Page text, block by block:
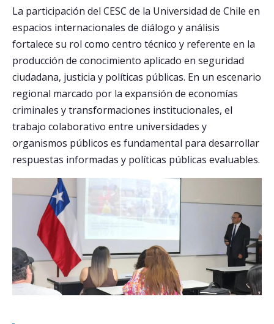
La participación del CESC de la Universidad de Chile en
espacios internacionales de diálogo y análisis
fortalece su rol como centro técnico y referente en la
producción de conocimiento aplicado en seguridad
ciudadana, justicia y políticas públicas. En un escenario
regional marcado por la expansión de economías
criminales y transformaciones institucionales, el
trabajo colaborativo entre universidades y
organismos públicos es fundamental para desarrollar
respuestas informadas y políticas públicas evaluables.